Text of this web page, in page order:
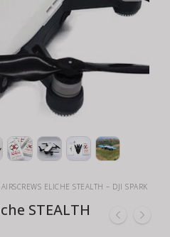
ELICHE STEALTH – DJI SPARK
STEALTH